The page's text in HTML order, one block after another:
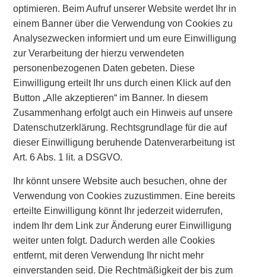
optimieren. Beim Aufruf unserer Website werdet Ihr in
einem Banner über die Verwendung von Cookies zu
Analysezwecken informiert und um eure Einwilligung
zur Verarbeitung der hierzu verwendeten
personenbezogenen Daten gebeten. Diese
Einwilligung erteilt Ihr uns durch einen Klick auf den
Button „Alle akzeptieren“ im Banner. In diesem
Zusammenhang erfolgt auch ein Hinweis auf unsere
Datenschutzerklärung. Rechtsgrundlage für die auf
dieser Einwilligung beruhende Datenverarbeitung ist
Art. 6 Abs. 1 lit. a DSGVO.
Ihr könnt unsere Website auch besuchen, ohne der
Verwendung von Cookies zuzustimmen. Eine bereits
erteilte Einwilligung könnt Ihr jederzeit widerrufen,
indem Ihr dem Link zur Änderung eurer Einwilligung
weiter unten folgt. Dadurch werden alle Cookies
entfernt, mit deren Verwendung Ihr nicht mehr
einverstanden seid. Die Rechtmäßigkeit der bis zum